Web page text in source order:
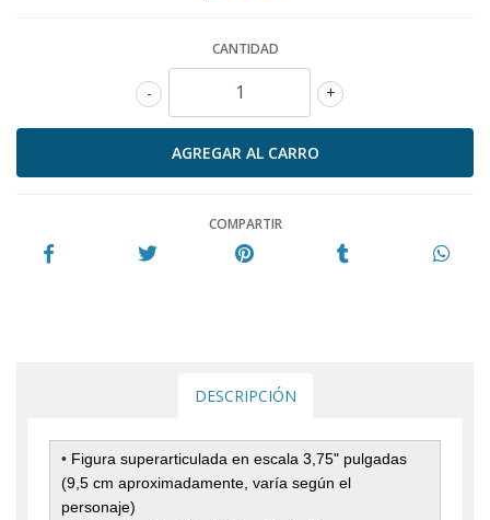
CANTIDAD
+
-
COMPARTIR
DESCRIPCIÓN
• Figura superarticulada en escala 3,75" pulgadas
(9,5 cm aproximadamente, varía según el
personaje)